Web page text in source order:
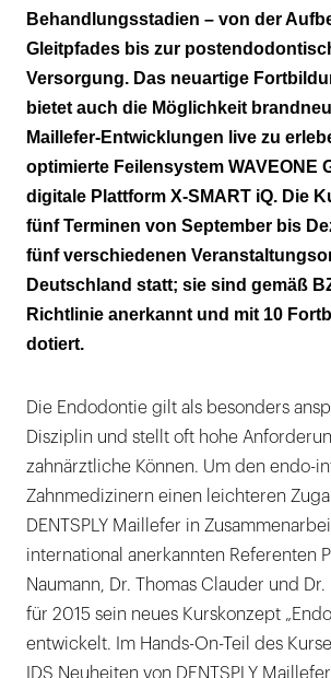
Behandlungsstadien – von der
Gleitpfades bis zur
Versorgung. Das neuartige
bietet auch die Möglichkeit
Maillefer-Entwicklungen live zu
optimierte Feilensystem WAVEONE
digitale Plattform X-SMART iQ. Die
fünf Terminen von September bis
fünf verschiedenen
Deutschland statt; sie sind gemäß
Richtlinie anerkannt und mit 10
dotiert.
Die Endodontie gilt als besonders
Disziplin und stellt oft hohe
zahnärztliche Können. Um den endo-
Zahnmedizinern einen leichteren
DENTSPLY Maillefer in
international anerkannten Referenten
Naumann, Dr. Thomas Clauder und
für 2015 sein neues Kurskonzept
entwickelt. Im Hands-On-Teil des
IDS Neuheiten von DENTSPLY